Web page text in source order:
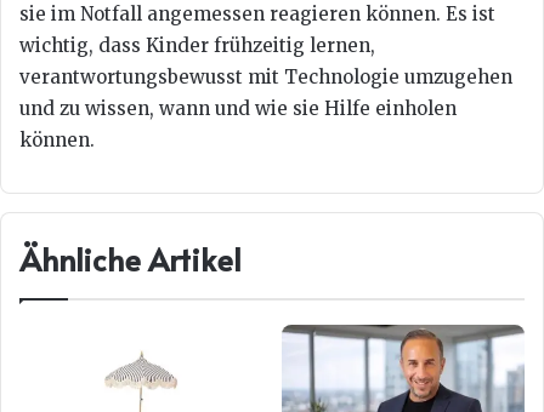
sie im Notfall angemessen reagieren können. Es ist
wichtig, dass Kinder frühzeitig lernen,
verantwortungsbewusst mit Technologie umzugehen
und zu wissen, wann und wie sie Hilfe einholen
können.
Ähnliche Artikel